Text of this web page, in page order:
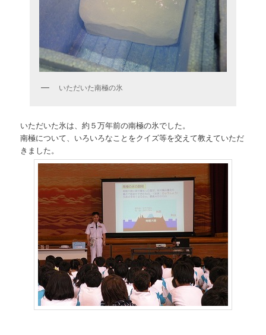
いただいた南極の氷
いただいた氷は、約５万年前の南極の氷でした。
南極について、いろいろなことをクイズ等を交えて教えていただ
きました。